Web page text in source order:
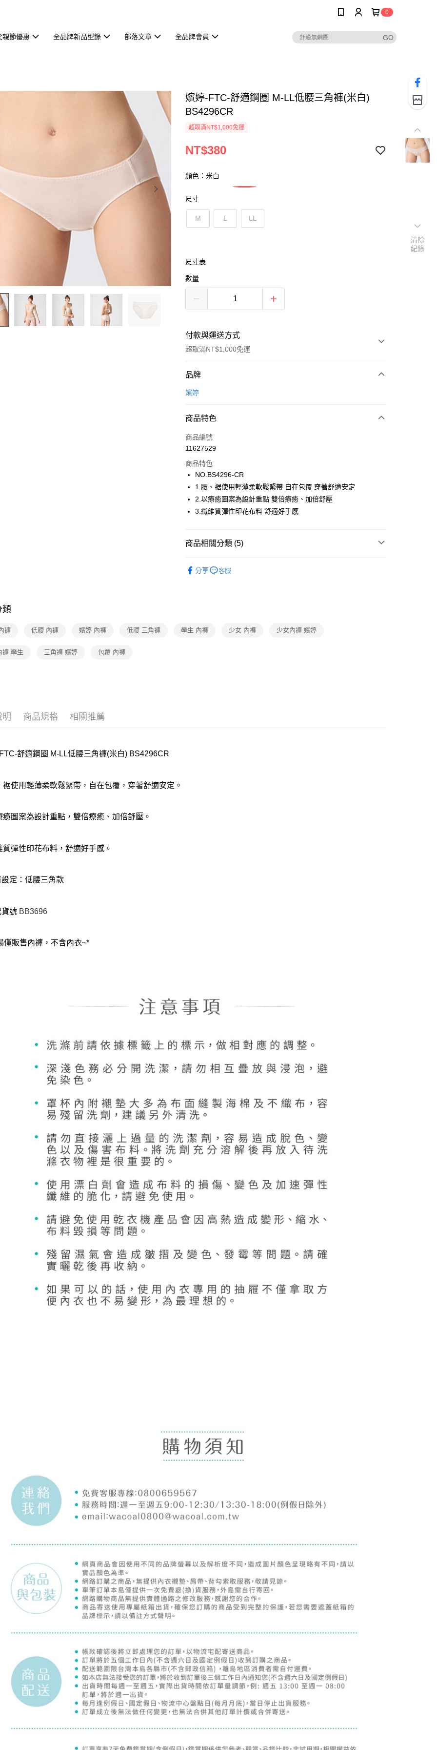
0
親節優惠 全品牌新品型錄 部落文章 全品牌會員
嬪婷-FTC-舒適鋼圈 M-LL低腰三角褲(米白)
BS4296CR
超取滿NT$1,000免運
NT$380
顏色：米白
尺寸
M L LL
尺寸表
數量
付款與運送方式
超取滿NT$1,000免運
付款方式
信用卡一次付款
街口支付
ATM付款
運送方式
全家取貨付款
付款後全家取貨
7-11取貨付款
品牌
嬪婷
商品特色
商品編號
11627529
商品特色
NO.BS4296-CR
1.腰、裾使用輕薄柔軟鬆緊帶 自在包覆 穿著舒適安定
2.以療癒圖案為設計重點 雙倍療癒、加倍舒壓
3.纖維質彈性印花布料 舒適好手感
商品相關分類 (5)
【清涼一夏】正品滿2500省150
分享 客服
類
褲 低腰 內褲 嬪婷 內褲 低腰 三角褲 學生 內褲 少女 內褲 少女內褲 嬪婷
褲 學生 三角褲 嬪婷 包覆 內褲
明 商品規格 相關推薦
舒適鋼圈 M-LL低腰三角褲(米白) BS4296CR
裾使用輕薄柔軟鬆緊帶，自在包覆，穿著舒適安定。
癒圖案為設計重點，雙倍療癒、加倍舒壓。
質彈性印花布料，舒適好手感。
定：低腰三角款
號 BB3696
僅販售內褲，不含內衣~*
清除
紀錄